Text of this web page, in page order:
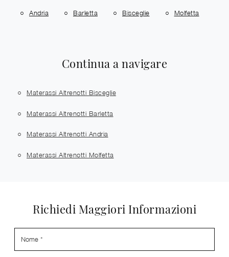
Andria Barletta Bisceglie Molfetta
Continua a navigare
Materassi Altrenotti Bisceglie
Materassi Altrenotti Barletta
Materassi Altrenotti Andria
Materassi Altrenotti Molfetta
Richiedi Maggiori Informazioni